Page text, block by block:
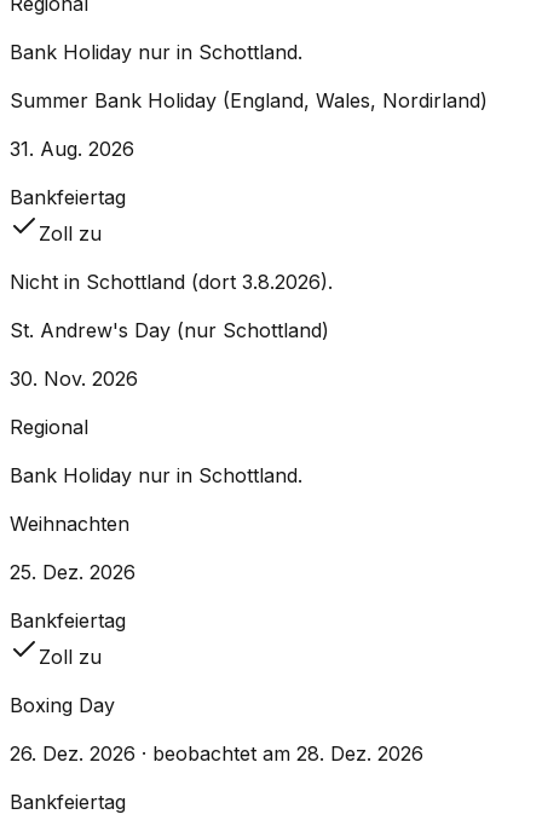
Bank Holiday nur in Schottland.
Summer Bank Holiday (England, Wales, Nordirland)
31. Aug. 2026
Bankfeiertag
Zoll zu
Nicht in Schottland (dort 3.8.2026).
St. Andrew's Day (nur Schottland)
30. Nov. 2026
Regional
Bank Holiday nur in Schottland.
Weihnachten
25. Dez. 2026
Bankfeiertag
Zoll zu
Boxing Day
26. Dez. 2026 · beobachtet am 28. Dez. 2026
Bankfeiertag